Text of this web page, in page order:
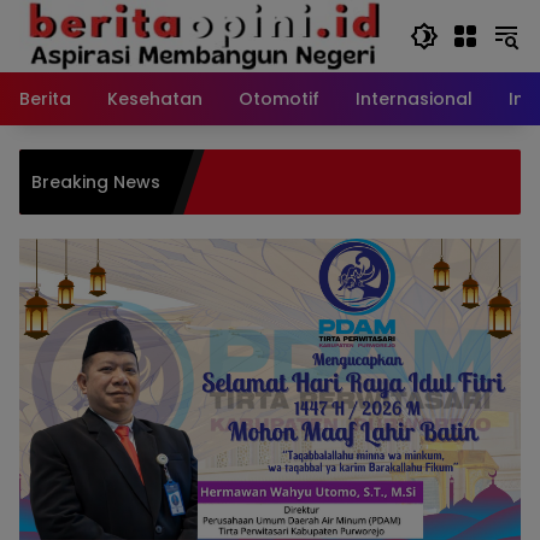
Langsung
konten
Berita
Kesehatan Otomotif Internasional
Breaking News